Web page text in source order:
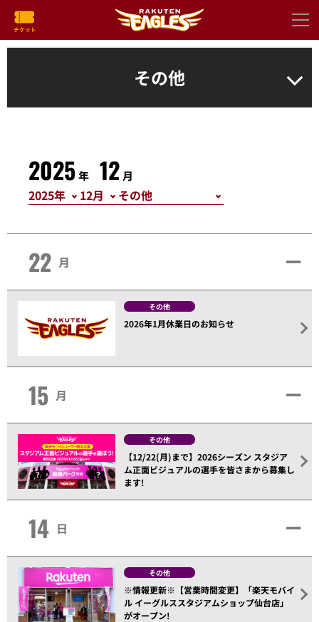
その他
2025年 12 月
22 月
その他
2026年1月休業日のお知らせ
15 月
その他
【12/22(月)まで】2026シーズン スタジア
ム正面ビジュアルの選手を皆さまから募集し
ます!
14 日
その他
※情報更新※【営業時間変更】「楽天モバイ
ル イーグルススタジアムショップ仙台店」
がオープン!